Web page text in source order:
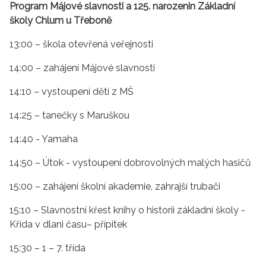
Program Májové slavnosti a 125. narozenin Základní
školy Chlum u Třeboně
13:00 – škola otevřená veřejnosti
14:00 – zahájení Májové slavnosti
14:10 – vystoupení dětí z MŠ
14:25 – tanečky s Maruškou
14:40 - Yamaha
14:50 – Útok - vystoupení dobrovolných malých hasičů
15:00 – zahájení školní akademie, zahrajší trubači
15:10 – Slavnostní křest knihy o historii základní školy -
Křída v dlani času– přípitek
15:30 – 1 – 7. třída